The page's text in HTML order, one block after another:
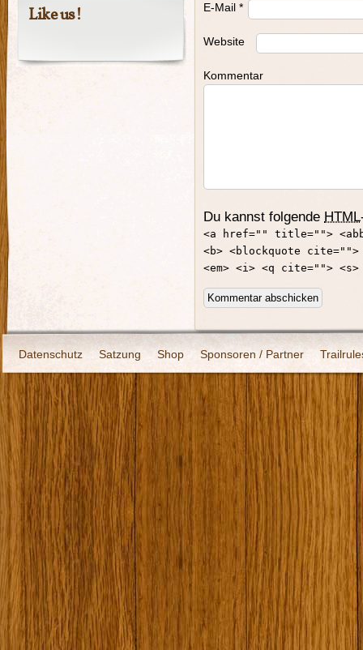
E-Mail *
Website
Kommentar
Du kannst folgende HTML
<a href="" title="">
<b> <blockquote
<em> <i> <q cite="">
Like us!
Datenschutz Satzung Shop Sponsoren / Partner